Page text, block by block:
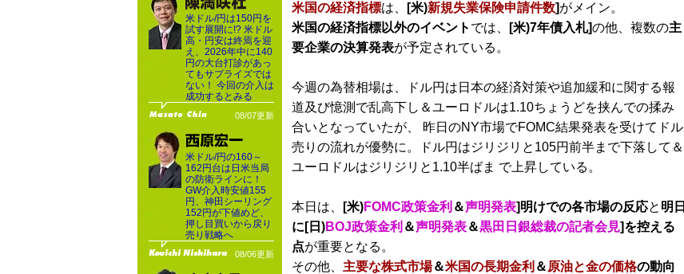
米国の経済指標は、 [米)新規失業保険申請件数]がメイン。
米国の経済指標以外のイベント では、 [米)7年債入札]の他、複数の主
要企業の決算発表が予定されている。
今週の為替相場は、ドル円は日本の経済対策や追加緩和に関する報
道及び憶測で乱高下し＆ユーロドルは1.10ちょうどを挟んでの揉み
合いとなっていたが、 昨日のNY市場でFOMC結果発表を受けてドル
売りの流れが優勢に。ドル円はジリジリと105円前半まで下落して＆
ユーロドルはジリジリと1.10半ばま で上昇している。
本日は、 [米)FOMC政策金利 ＆声明発表]明けでの各市場の反応と 明日
に[日)BOJ政策金利 ＆声明発表＆黒田日銀総裁の記者会見]を控える
点が重要となる。
その他、 主要な株式市場＆米国の長期金利 ＆ 原油と金の価格の動向
米ドル/円は150円を
試す展開に!? 米ドル
高・円安は終焉を迎
え、2026年中に140
円の大台打診があっ
てもサプライズでは
ない！ 今回の介入は
成功するとみる
08/07更新
米ドル/円の160～
162円台は日米当局
の防衛ラインに！
GW介入時安値155
円、神田シーリング
152円が下値めど、
押し目買いから戻り
売り戦略へ
08/06更新